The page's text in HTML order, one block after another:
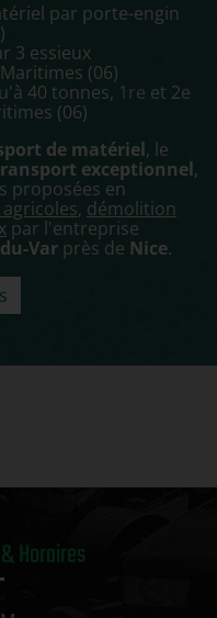
par porte-engin
3 essieux
(06)
40 tonnes, 1re et 2e
(06)
de matériel, le
exceptionnel,
proposées en
, démolition
par l'entreprise
Var près de Nice.
Horaires